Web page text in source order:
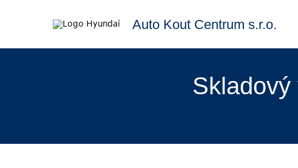
Auto Kout Centrum s.r.o.